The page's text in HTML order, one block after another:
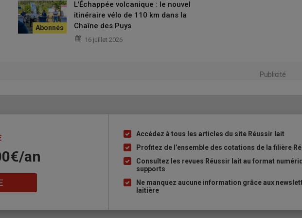
collective.
découlera inévitablement, qu’on le veuille ou non. Le
Savoie sont piétinés par une désinformation massive relayée
dérive est extrêmement grave. Elle alimente ladéﬁance,
en danger l’ensemble de la ﬁlière.
sanitaire
L'Échappée volcanique : le nouvel
itinéraire vélo de 110 km dans la
Chaîne des Puys
16 juillet 2026
Publicité
an
Liste
à
puce
Accédez à tous les articles du site Réussir lait
Profitez de l’ensemble des cotations de la filière
Consultez les revues Réussir lait au format
supports
Ne manquez aucune information grâce aux
laitière